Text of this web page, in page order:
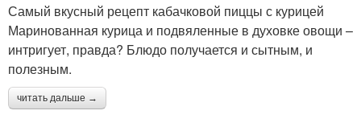
Самый вкусный рецепт кабачковой пиццы с курицей
Маринованная курица и подвяленные в духовке овощи –
интригует, правда? Блюдо получается и сытным, и
полезным.
читать дальше →